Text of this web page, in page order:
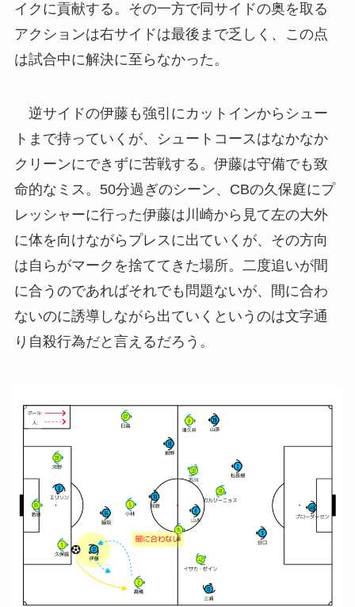
イクに貢献する。その一方で同サイドの奥を取る
アクションは右サイドは最後まで乏しく、この点
は試合中に解決に至らなかった。
逆サイドの伊藤も強引にカットインからシュー
トまで持っていくが、シュートコースはなかなか
クリーンにできずに苦戦する。伊藤は守備でも致
命的なミス。50分過ぎのシーン、CBの久保庭にプ
レッシャーに行った伊藤は川崎から見て左の大外
に体を向けながらプレスに出ていくが、その方向
は自らがマークを捨ててきた場所。二度追いが間
に合うのであればそれでも問題ないが、間に合わ
ないのに誘導しながら出ていくというのは文字通
り自殺行為だと言えるだろう。